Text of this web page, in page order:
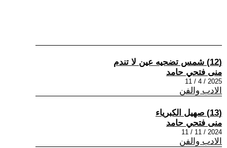
(12) شمس تضحيه عين لا تندم
منى فتحي حامد
2025 / 4 / 11
الادب والفن
(13) صهيل الكبرياء
منى فتحي حامد
2024 / 11 / 11
الادب والفن